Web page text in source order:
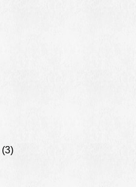
(3)